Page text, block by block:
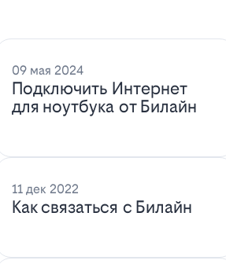
09 мая 2024
Подключить Интернет
для ноутбука от Билайн
11 дек 2022
Как связаться с Билайн